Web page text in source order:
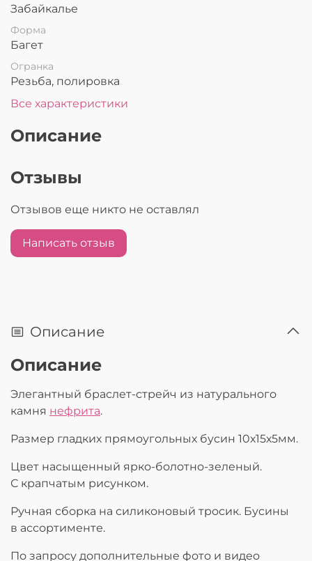
Забайкалье
Форма
Багет
Огранка
Резьба, полировка
Все характеристики
Описание
Отзывы
Отзывов еще никто не оставлял
Написать отзыв
Описание
Описание
Элегантный браслет-стрейч из натурального
камня нефрита.
Размер гладких прямоугольных бусин 10х15х5мм.
Цвет насыщенный ярко-болотно-зеленый.
С крапчатым рисунком.
Ручная сборка на силиконовый тросик. Бусины
в ассортименте.
По запросу дополнительные фото и видео